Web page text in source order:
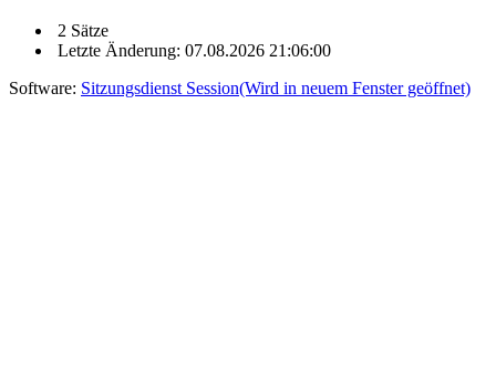
2 Sätze
Letzte Änderung: 07.08.2026 21:06:00
Software: Sitzungsdienst Session(Wird in neuem Fenster geöffnet)